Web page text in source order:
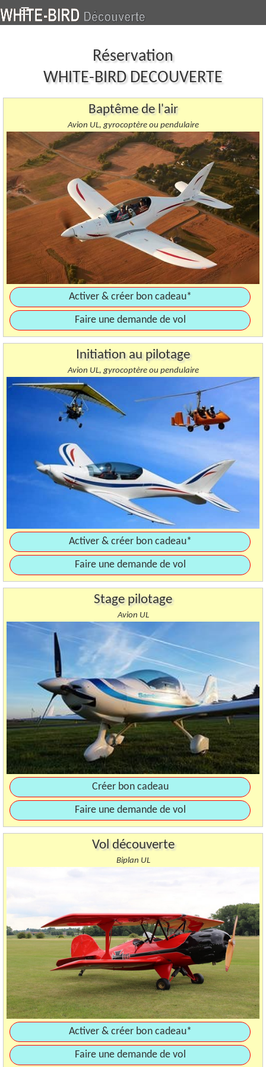
-
☰
Réservation
WHITE-BIRD DECOUVERTE
Baptême de l'air
Avion UL, gyrocoptère ou pendulaire
Activer & créer bon cadeau*
Faire une demande de vol
Initiation au pilotage
Avion UL, gyrocoptère ou pendulaire
Activer & créer bon cadeau*
Faire une demande de vol
Stage pilotage
Avion UL
Créer bon cadeau
Faire une demande de vol
Vol découverte
Biplan UL
Activer & créer bon cadeau*
Faire une demande de vol